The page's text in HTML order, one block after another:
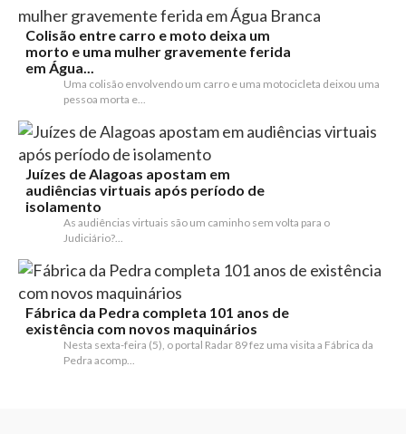
Colisão entre carro e moto deixa um
morto e uma mulher gravemente ferida
em Água...
Uma colisão envolvendo um carro e uma motocicleta deixou uma
pessoa morta e...
Juízes de Alagoas apostam em
audiências virtuais após período de
isolamento
As audiências virtuais são um caminho sem volta para o
Judiciário?...
Fábrica da Pedra completa 101 anos de
existência com novos maquinários
Nesta sexta-feira (5), o portal Radar 89 fez uma visita a Fábrica da
Pedra acomp...